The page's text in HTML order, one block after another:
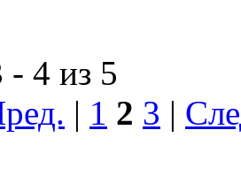
- 4 из 5
| 1 2 3 |